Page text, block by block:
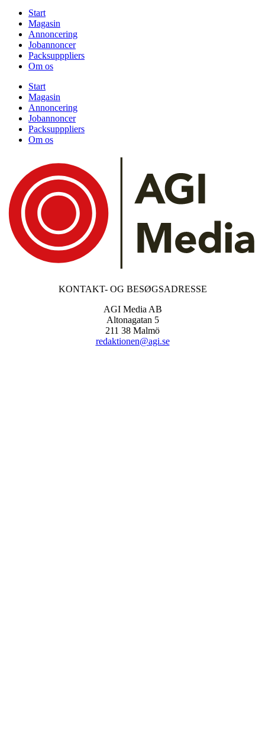
Start
Magasin
Annoncering
Jobannoncer
Packsupppliers
Om os
Start
Magasin
Annoncering
Jobannoncer
Packsupppliers
Om os
KONTAKT- OG BESØGSADRESSE
AGI Media AB
Altonagatan 5
211 38 Malmö
redaktionen@agi.se